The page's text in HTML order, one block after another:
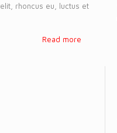
rhoncus eu, luctus et
Read more